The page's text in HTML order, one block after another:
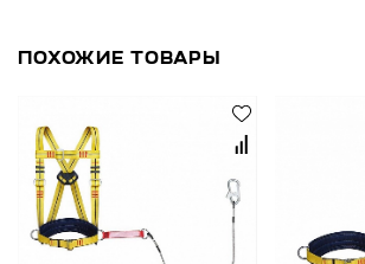
ПОХОЖИЕ ТОВАРЫ